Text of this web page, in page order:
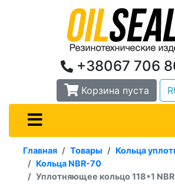
+38067 706
Корзина пуста
Главная Товары
Кольца
Кольца NBR-70
Уплотняющее кольцо 118*1